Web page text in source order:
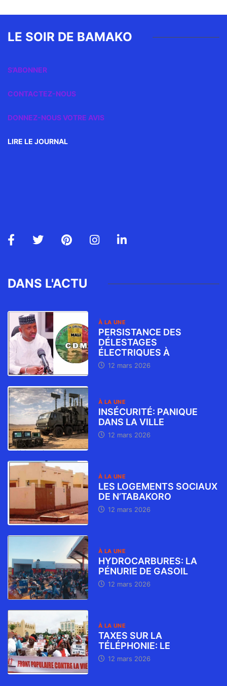
LE SOIR DE BAMAKO
S’ABONNER
CONTACTEZ-NOUS
DONNEZ-NOUS VOTRE AVIS
LIRE LE JOURNAL
DANS L'ACTU
À LA UNE
PERSISTANCE DES
DÉLESTAGES
ÉLECTRIQUES À
12 mars 2026
À LA UNE
INSÉCURITÉ: PANIQUE
DANS LA VILLE
12 mars 2026
À LA UNE
LES LOGEMENTS SOCIAUX
DE N’TABAKORO
12 mars 2026
À LA UNE
HYDROCARBURES: LA
PÉNURIE DE GASOIL
12 mars 2026
À LA UNE
TAXES SUR LA
TÉLÉPHONIE: LE
12 mars 2026